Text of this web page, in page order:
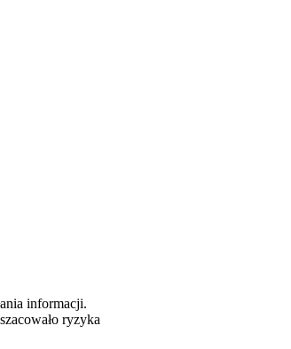
informacji.
ryzyka